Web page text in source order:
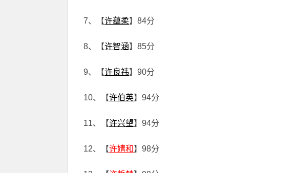
7、【许蕴柔】84分
8、【许智涵】85分
9、【许良祎】90分
10、【许伯英】94分
11、【许兴望】94分
12、【许婧和】98分